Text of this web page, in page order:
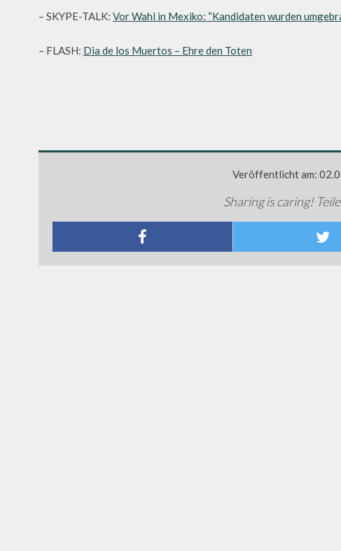
– SKYPE-TALK: Vor Wahl in Mexiko: “Kandidaten wurden
– FLASH: Dia de los Muertos – Ehre den Toten
Veröffentlicht am:
Sharing is caring!